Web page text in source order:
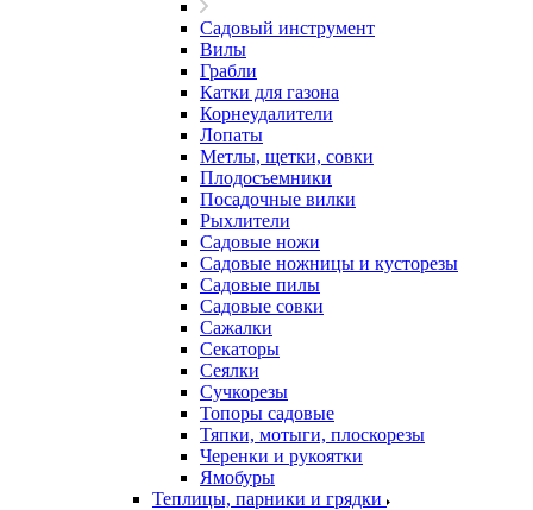
Садовый инструмент
Вилы
Грабли
Катки для газона
Корнеудалители
Лопаты
Метлы, щетки, совки
Плодосъемники
Посадочные вилки
Рыхлители
Садовые ножи
Садовые ножницы и кусторезы
Садовые пилы
Садовые совки
Сажалки
Секаторы
Сеялки
Сучкорезы
Топоры садовые
Тяпки, мотыги, плоскорезы
Черенки и рукоятки
Ямобуры
Теплицы, парники и грядки